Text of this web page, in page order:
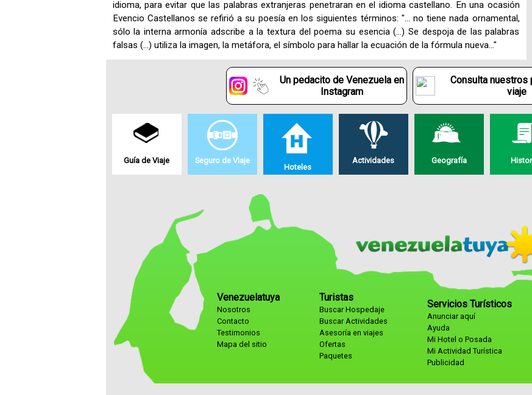
idioma, para evitar que las palabras extranjeras penetraran en el idioma castellano. En una ocasión
Evencio Castellanos se refirió a su poesía en los siguientes términos: "... no tiene nada ornamental,
sólo la interna armonía adscribe a la textura del poema su esencia (...) Se despoja de las palabras
falsas (...) utiliza la imagen, la metáfora, el símbolo para hallar la ecuación de la fórmula nueva..."
Un pedacito de Venezuela en
Instagram
Consulta nuestros
viaje
Guía de Viaje Seguro de Viaje
Hoteles
Actividades Geografía
Venezuelatuya
Nosotros
Contacto
Testimonios
Mapa del sitio
Turistas
Buscar Hospedaje
Buscar Actividades
Asesoría en viajes
Ofertas
Paquetes
Servicios Turísticos
Anunciar aquí
Ayuda
Mi Hotel o Posada
Mi Actividad Turística
Publicidad